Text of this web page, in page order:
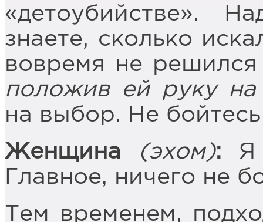
«детоубийстве».
знаете, сколько
вовремя не
положив ей руку на
на выбор. Не
Женщина
(эхом): Я
Главное, ничего не
Тем временем,